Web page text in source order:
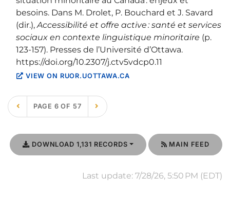
besoins. Dans M. Drolet, P. Bouchard et J. Savard
(dir.),Accessibilité et offre active : santé et services
sociaux en contexte linguistique minoritaire (p.
123‑157). Presses de l’Université d’Ottawa.
https://doi.org/10.2307/j.ctv5vdcp0.11
VIEW ON RUOR.UOTTAWA.CA
PAGE 6 OF 57
DOWNLOAD 1,131 RECORDS MAIN FEED
Last update: 7/28/26, 5:50 PM (EDT)